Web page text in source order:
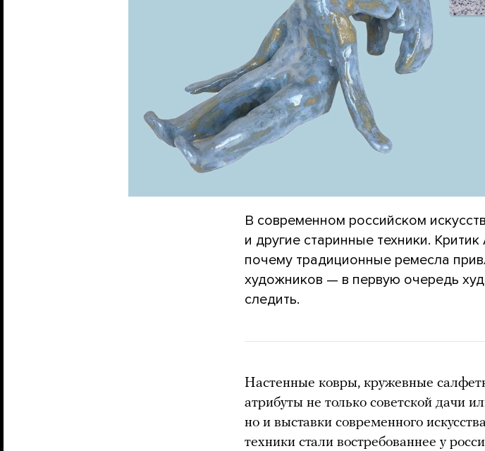
В современном российском
и другие старинные техники.
почему традиционные ремесла
художников — в первую очередь
следить.
Настенные ковры, кружевные
атрибуты не только советской дачи
но и выставки современного
техники стали востребованнее у